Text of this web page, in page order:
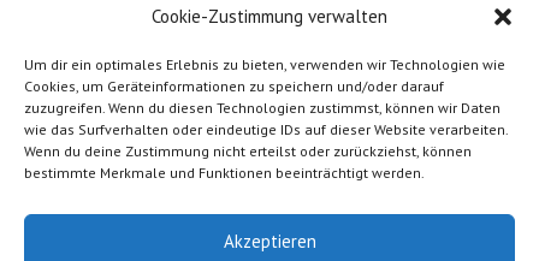
Cookie-Zustimmung verwalten
Um dir ein optimales Erlebnis zu bieten, verwenden wir Technologien wie
Cookies, um Geräteinformationen zu speichern und/oder darauf
zuzugreifen. Wenn du diesen Technologien zustimmst, können wir Daten
wie das Surfverhalten oder eindeutige IDs auf dieser Website verarbeiten.
Wenn du deine Zustimmung nicht erteilst oder zurückziehst, können
bestimmte Merkmale und Funktionen beeinträchtigt werden.
Akzeptieren